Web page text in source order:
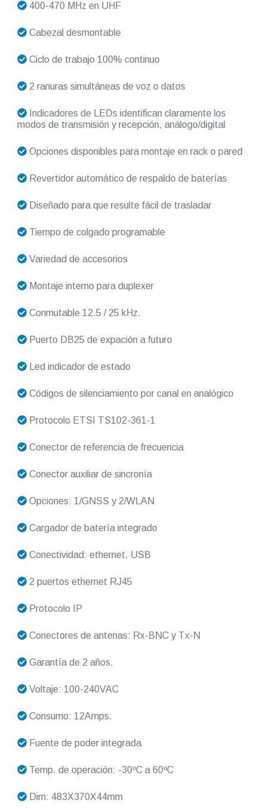
400-470 MHz en UHF
Cabezal desmontable
Ciclo de trabajo 100% continuo
2 ranuras simultáneas de voz o datos
Indicadores de LEDs identifican claramente los
modos de transmisión y recepción, análogo/digital
Opciones disponibles para montaje en rack o pared
Revertidor automático de respaldo de baterías
Diseñado para que resulte fácil de trasladar
Tiempo de colgado programable
Variedad de accesorios
Montaje interno para duplexer
Conmutable 12.5 / 25 kHz.
Puerto DB25 de expación a futuro
Led indicador de estado
Códigos de silenciamiento por canal en analógico
Protocolo ETSI TS102-361-1
Conector de referencia de frecuencia
Conector auxiliar de sincronía
Opciones: 1/GNSS y 2/WLAN
Cargador de batería integrado
Conectividad: ethernet, USB
2 puertos ethernet RJ45
Protocolo IP
Conectores de antenas: Rx-BNC y Tx-N
Garantía de 2 años.
Voltaje: 100-240VAC
Consumo: 12Amps.
Fuente de poder integrada
Temp. de operación: -30ºC a 60ºC
Dim: 483X370X44mm